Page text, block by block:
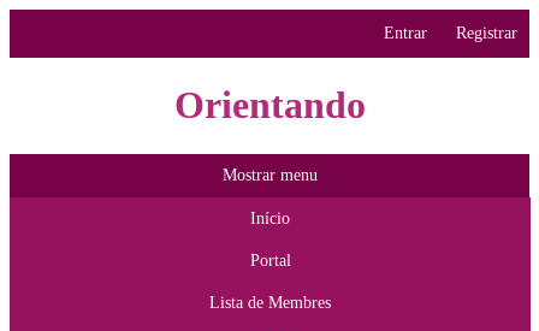
Entrar Registrar
Orientando
Mostrar menu
Início
Portal
Lista de Membres